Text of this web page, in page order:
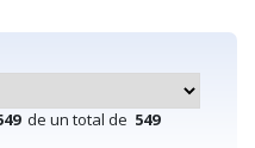
de un total de 549